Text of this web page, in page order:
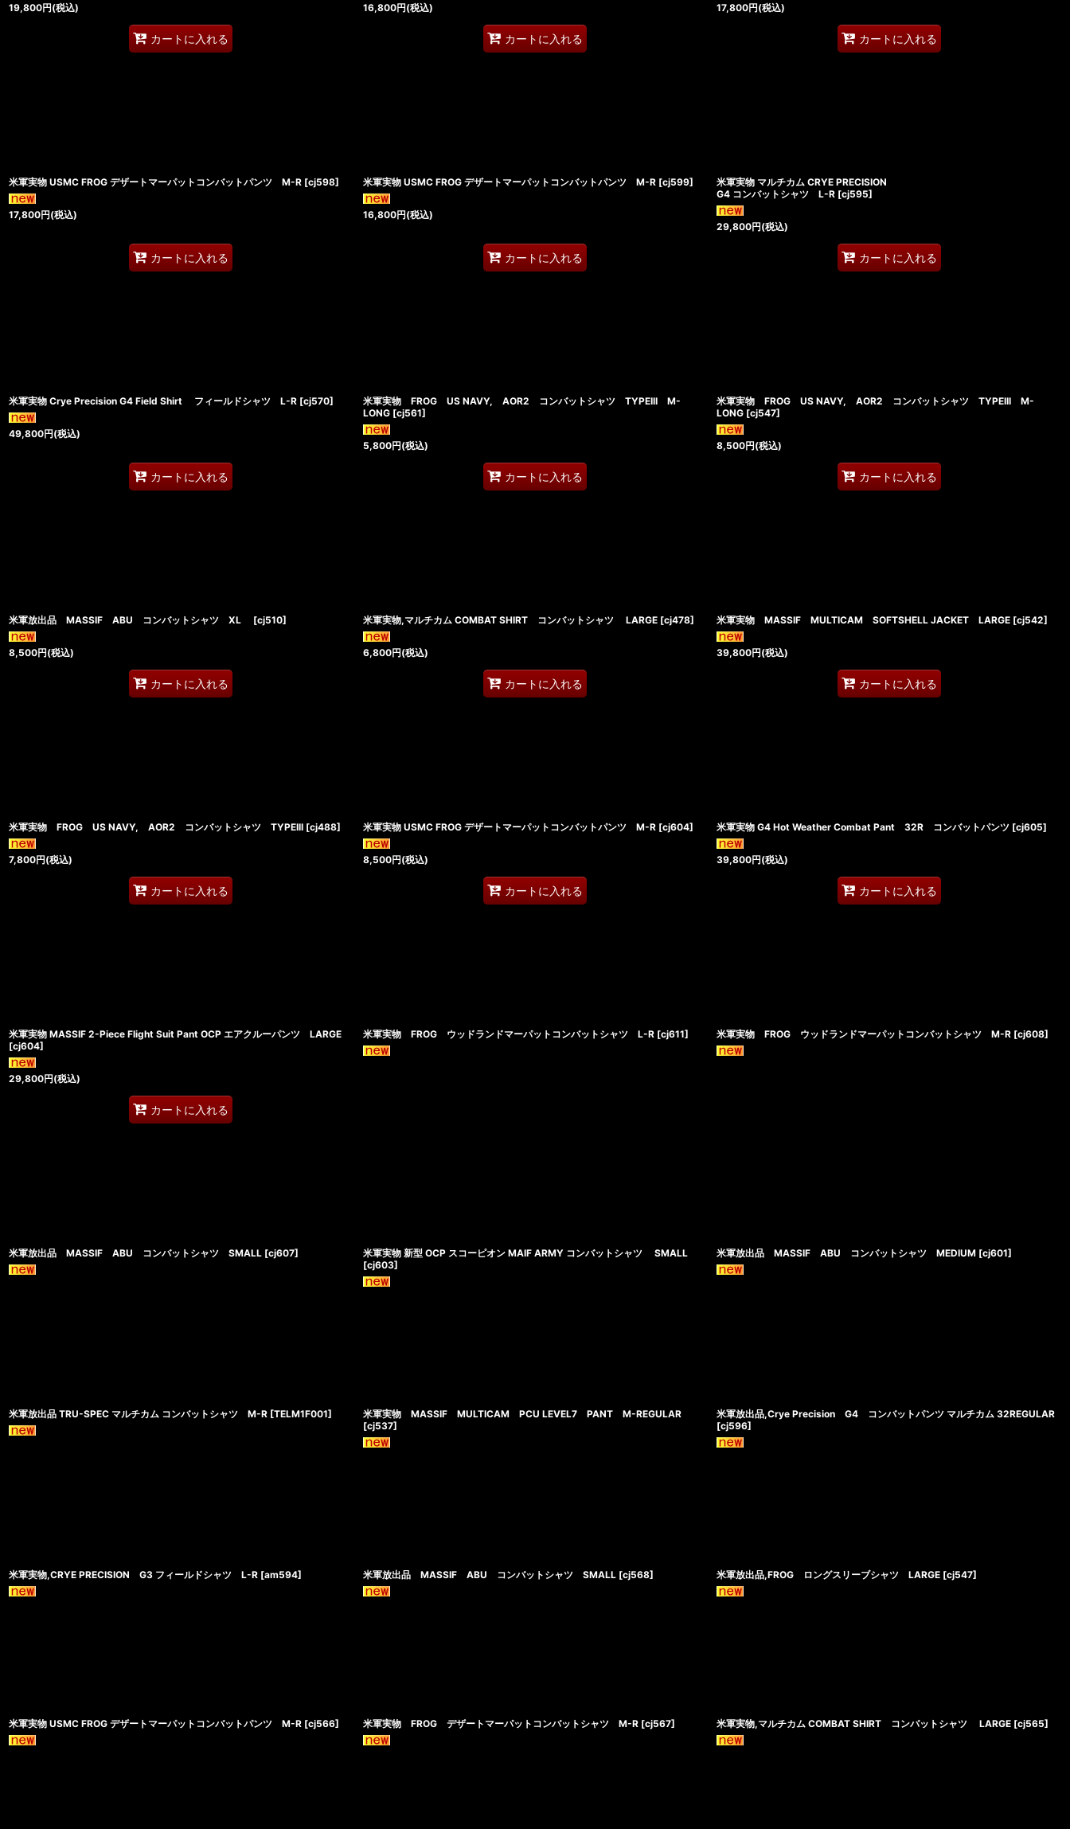
19,800円(税込)
カートに入れる
16,800円(税込)
カートに入れる
17,800円(税込)
カートに入れる
米軍実物 USMC FROG デザートマーパットコンバットパンツ M-R [cj598]
17,800円(税込)
カートに入れる
米軍実物 USMC FROG デザートマーパットコンバットパンツ M-R [cj599]
16,800円(税込)
カートに入れる
米軍実物 マルチカム CRYE PRECISION
G4 コンバットシャツ L-R [cj595]
29,800円(税込)
カートに入れる
米軍実物 Crye Precision G4 Field Shirt フィールドシャツ L-R [cj570]
49,800円(税込)
カートに入れる
米軍実物 FROG US NAVY, AOR2 コンバットシャツ TYPEIII M-
LONG [cj561]
5,800円(税込)
カートに入れる
米軍実物 FROG US NAVY, AOR2 コンバットシャツ TYPEIII M-
LONG [cj547]
8,500円(税込)
カートに入れる
米軍放出品 MASSIF ABU コンバットシャツ XL [cj510]
8,500円(税込)
カートに入れる
米軍実物,マルチカム COMBAT SHIRT コンバットシャツ LARGE [cj478]
6,800円(税込)
カートに入れる
米軍実物 MASSIF MULTICAM SOFTSHELL JACKET LARGE [cj542]
39,800円(税込)
カートに入れる
米軍実物 FROG US NAVY, AOR2 コンバットシャツ TYPEIII [cj488]
7,800円(税込)
カートに入れる
米軍実物 USMC FROG デザートマーパットコンバットパンツ M-R [cj604]
8,500円(税込)
カートに入れる
米軍実物 G4 Hot Weather Combat Pant 32R コンバットパンツ [cj605]
39,800円(税込)
カートに入れる
米軍実物 MASSIF 2-Piece Flight Suit Pant OCP エアクルーパンツ LARGE
[cj604]
29,800円(税込)
カートに入れる
米軍実物 FROG ウッドランドマーパットコンバットシャツ L-R [cj611] 米軍実物 FROG ウッドランドマーパットコンバットシャツ M-R [cj608]
米軍放出品 MASSIF ABU コンバットシャツ SMALL [cj607]
米軍実物 新型 OCP スコーピオン MAIF ARMY コンバットシャツ SMALL
[cj603]
米軍放出品 MASSIF ABU コンバットシャツ MEDIUM [cj601]
米軍放出品 TRU-SPEC マルチカム コンバットシャツ M-R [TELM1F001]
米軍実物 MASSIF MULTICAM PCU LEVEL7 PANT M-REGULAR
[cj537]
米軍放出品,Crye Precision G4 コンバットパンツ マルチカム 32REGULAR
[cj596]
米軍実物,CRYE PRECISION G3 フィールドシャツ L-R [am594] 米軍放出品 MASSIF ABU コンバットシャツ SMALL [cj568] 米軍放出品,FROG ロングスリーブシャツ LARGE [cj547]
米軍実物 USMC FROG デザートマーパットコンバットパンツ M-R [cj566] 米軍実物 FROG デザートマーパットコンバットシャツ M-R [cj567] 米軍実物,マルチカム COMBAT SHIRT コンバットシャツ LARGE [cj565]